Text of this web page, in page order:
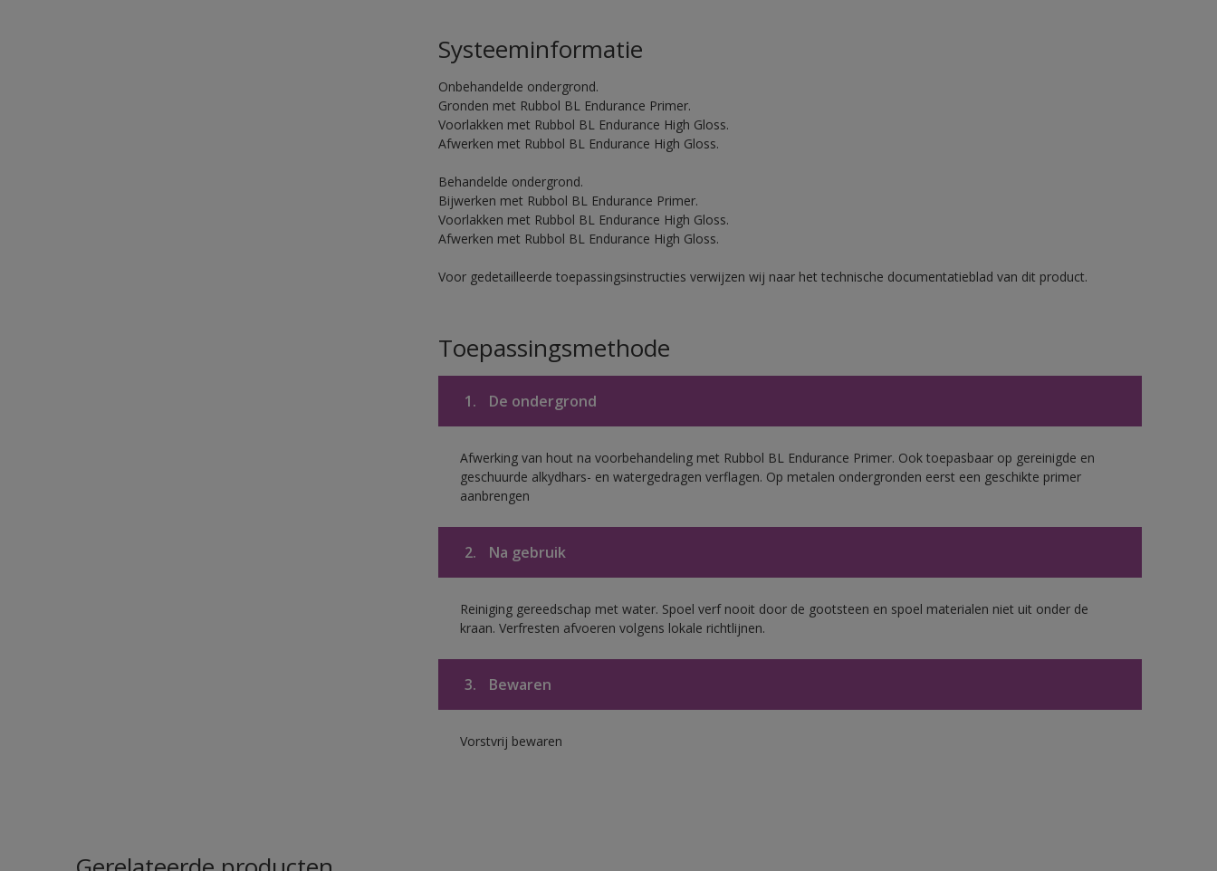
Systeeminformatie
Onbehandelde ondergrond.
Gronden met Rubbol BL Endurance Primer.
Voorlakken met Rubbol BL Endurance High Gloss.
Afwerken met Rubbol BL Endurance High Gloss.
Behandelde ondergrond.
Bijwerken met Rubbol BL Endurance Primer.
Voorlakken met Rubbol BL Endurance High Gloss.
Afwerken met Rubbol BL Endurance High Gloss.
Voor gedetailleerde toepassingsinstructies verwijzen wij naar het technische documentatieblad van dit product.
Toepassingsmethode
1. De ondergrond
Afwerking van hout na voorbehandeling met Rubbol BL Endurance Primer. Ook toepasbaar op gereinigde en
geschuurde alkydhars- en watergedragen verflagen. Op metalen ondergronden eerst een geschikte primer
aanbrengen
2. Na gebruik
Reiniging gereedschap met water. Spoel verf nooit door de gootsteen en spoel materialen niet uit onder de
kraan. Verfresten afvoeren volgens lokale richtlijnen.
3. Bewaren
Vorstvrij bewaren